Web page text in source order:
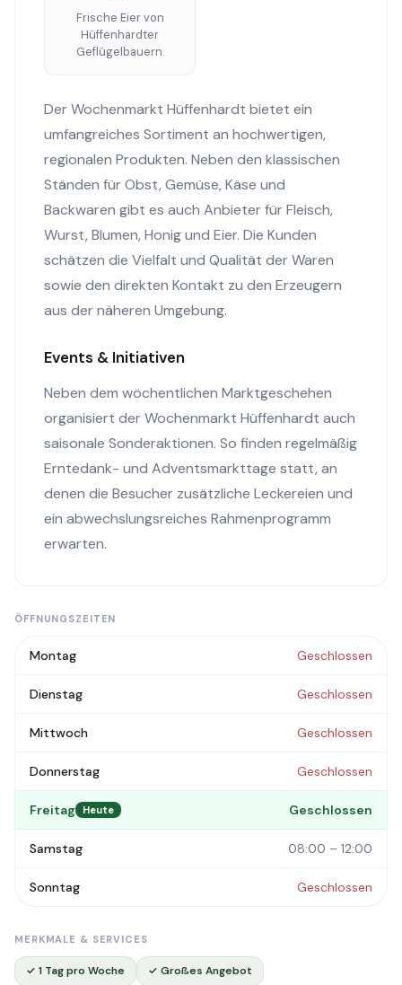
Frische Eier von
Hüffenhardter
Geflügelbauern.
Der Wochenmarkt Hüffenhardt bietet ein
umfangreiches Sortiment an hochwertigen,
regionalen Produkten. Neben den klassischen
Ständen für Obst, Gemüse, Käse und
Backwaren gibt es auch Anbieter für Fleisch,
Wurst, Blumen, Honig und Eier. Die Kunden
schätzen die Vielfalt und Qualität der Waren
sowie den direkten Kontakt zu den Erzeugern
aus der näheren Umgebung.
Events & Initiativen
Neben dem wöchentlichen Marktgeschehen
organisiert der Wochenmarkt Hüffenhardt auch
saisonale Sonderaktionen. So finden regelmäßig
Erntedank- und Adventsmarkttage statt, an
denen die Besucher zusätzliche Leckereien und
ein abwechslungsreiches Rahmenprogramm
erwarten.
ÖFFNUNGSZEITEN
Montag Geschlossen
Dienstag Geschlossen
Mittwoch Geschlossen
Donnerstag Geschlossen
Freitag Heute Geschlossen
Samstag 08:00 – 12:00
Sonntag Geschlossen
MERKMALE & SERVICES
✓ 1 Tag pro Woche ✓ Großes Angebot